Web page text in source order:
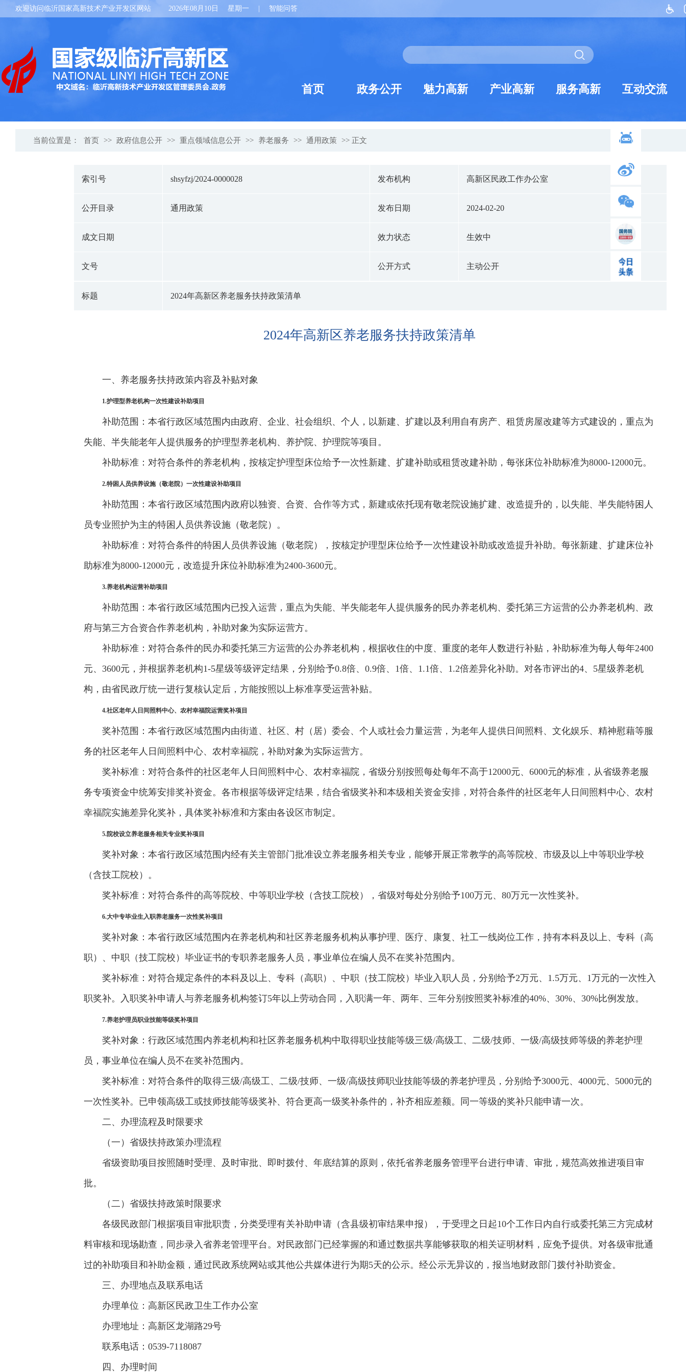
欢迎访问临沂国家高新技术产业开发区网站 2026年08月10日 星期一 智能问答
首页 政务公开 魅力高新 产业高新 服务高新 互动交流
当前位置是： 首页 >> 政府信息公开 >> 重点领域信息公开 >> 养老服务 >> 通用政策 >> 正文
索引号 shsyfzj/2024-0000028 发布机构 高新区民政工作办公室
公开目录 通用政策 发布日期 2024-02-20
成文日期 效力状态 生效中
文号 公开方式 主动公开
标题 2024年高新区养老服务扶持政策清单
2024年高新区养老服务扶持政策清单
一、养老服务扶持政策内容及补贴对象
1.护理型养老机构一次性建设补助项目
补助范围：本省行政区域范围内由政府、企业、社会组织、个人，以新建、扩建以及利用自有房产、租赁房屋改建等方式建设的，重点为
失能、半失能老年人提供服务的护理型养老机构、养护院、护理院等项目。
补助标准：对符合条件的养老机构，按核定护理型床位给予一次性新建、扩建补助或租赁改建补助，每张床位补助标准为8000-12000元。
2.特困人员供养设施（敬老院）一次性建设补助项目
补助范围：本省行政区域范围内政府以独资、合资、合作等方式，新建或依托现有敬老院设施扩建、改造提升的，以失能、半失能特困人
员专业照护为主的特困人员供养设施（敬老院）。
补助标准：对符合条件的特困人员供养设施（敬老院），按核定护理型床位给予一次性建设补助或改造提升补助。每张新建、扩建床位补
助标准为8000-12000元，改造提升床位补助标准为2400-3600元。
3.养老机构运营补助项目
补助范围：本省行政区域范围内已投入运营，重点为失能、半失能老年人提供服务的民办养老机构、委托第三方运营的公办养老机构、政
府与第三方合资合作养老机构，补助对象为实际运营方。
补助标准：对符合条件的民办和委托第三方运营的公办养老机构，根据收住的中度、重度的老年人数进行补贴，补助标准为每人每年2400
元、3600元，并根据养老机构1-5星级等级评定结果，分别给予0.8倍、0.9倍、1倍、1.1倍、1.2倍差异化补助。对各市评出的4、5星级养老机
构，由省民政厅统一进行复核认定后，方能按照以上标准享受运营补贴。
4.社区老年人日间照料中心、农村幸福院运营奖补项目
奖补范围：本省行政区域范围内由街道、社区、村（居）委会、个人或社会力量运营，为老年人提供日间照料、文化娱乐、精神慰藉等服
务的社区老年人日间照料中心、农村幸福院，补助对象为实际运营方。
奖补标准：对符合条件的社区老年人日间照料中心、农村幸福院，省级分别按照每处每年不高于12000元、6000元的标准，从省级养老服
务专项资金中统筹安排奖补资金。各市根据等级评定结果，结合省级奖补和本级相关资金安排，对符合条件的社区老年人日间照料中心、农村
幸福院实施差异化奖补，具体奖补标准和方案由各设区市制定。
5.院校设立养老服务相关专业奖补项目
奖补对象：本省行政区域范围内经有关主管部门批准设立养老服务相关专业，能够开展正常教学的高等院校、市级及以上中等职业学校
（含技工院校）。
奖补标准：对符合条件的高等院校、中等职业学校（含技工院校），省级对每处分别给予100万元、80万元一次性奖补。
6.大中专毕业生入职养老服务一次性奖补项目
奖补对象：本省行政区域范围内在养老机构和社区养老服务机构从事护理、医疗、康复、社工一线岗位工作，持有本科及以上、专科（高
职）、中职（技工院校）毕业证书的专职养老服务人员，事业单位在编人员不在奖补范围内。
奖补标准：对符合规定条件的本科及以上、专科（高职）、中职（技工院校）毕业入职人员，分别给予2万元、1.5万元、1万元的一次性入
职奖补。入职奖补申请人与养老服务机构签订5年以上劳动合同，入职满一年、两年、三年分别按照奖补标准的40%、30%、30%比例发放。
7.养老护理员职业技能等级奖补项目
奖补对象：行政区域范围内养老机构和社区养老服务机构中取得职业技能等级三级/高级工、二级/技师、一级/高级技师等级的养老护理
员，事业单位在编人员不在奖补范围内。
奖补标准：对符合条件的取得三级/高级工、二级/技师、一级/高级技师职业技能等级的养老护理员，分别给予3000元、4000元、5000元的
一次性奖补。已申领高级工或技师技能等级奖补、符合更高一级奖补条件的，补齐相应差额。同一等级的奖补只能申请一次。
二、办理流程及时限要求
（一）省级扶持政策办理流程
省级资助项目按照随时受理、及时审批、即时拨付、年底结算的原则，依托省养老服务管理平台进行申请、审批，规范高效推进项目审
批。
（二）省级扶持政策时限要求
各级民政部门根据项目审批职责，分类受理有关补助申请（含县级初审结果申报），于受理之日起10个工作日内自行或委托第三方完成材
料审核和现场勘查，同步录入省养老管理平台。对民政部门已经掌握的和通过数据共享能够获取的相关证明材料，应免予提供。对各级审批通
过的补助项目和补助金额，通过民政系统网站或其他公共媒体进行为期5天的公示。经公示无异议的，报当地财政部门拨付补助资金。
三、办理地点及联系电话
办理单位：高新区民政卫生工作办公室
办理地址：高新区龙湖路29号
联系电话：0539-7118087
四、办理时间